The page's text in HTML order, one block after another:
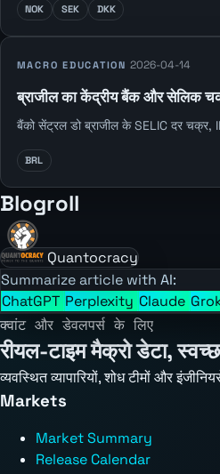
NOK SEK DKK
MACRO EDUCATION 2026-04-14
ब्राजील का केंद्रीय बैंक और सेलिक
बैंको सेंट्रल डो ब्राजील के SELIC दर चक्र,
BRL
Blogroll
Quantocracy
Summarize article with AI:
ChatGPT Perplexity Claude
क्वांट और डेवलपर्स के लिए
रीयल-टाइम मैक्रो डेटा,
व्यवस्थित व्यापारियों, शोध टीमों और
Markets
Market Summary
Release Calendar